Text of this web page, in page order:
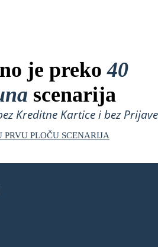
je preko40
scenarija
Kreditne Kartice i bez
PLOČU SCENARIJA